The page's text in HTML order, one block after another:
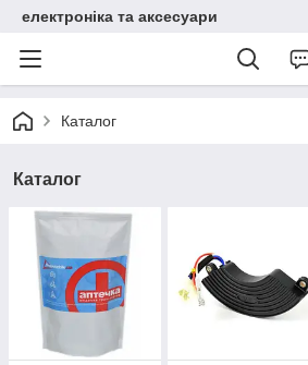
електроніка та аксесуари
Каталог
Каталог